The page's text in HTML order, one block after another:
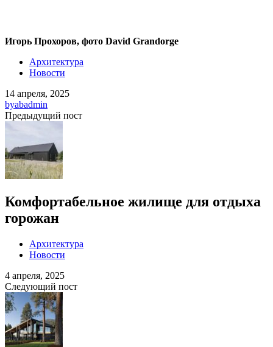
Игорь Прохоров, фото David Grandorge
Архитектура
Новости
14 апреля, 2025
byabadmin
Предыдущий пост
Комфортабельное жилище для отдыха
горожан
Архитектура
Новости
4 апреля, 2025
Следующий пост